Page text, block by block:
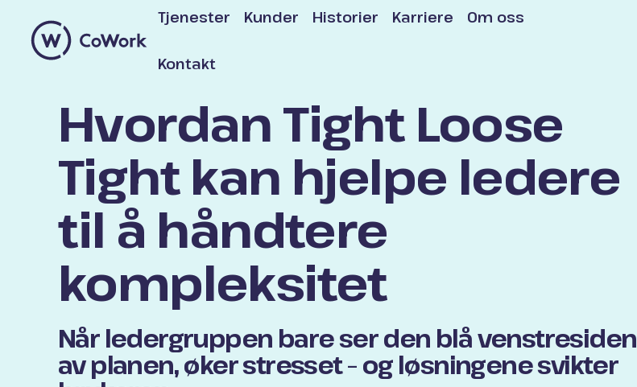
Tjenester Kunder Historier Karriere Om oss
Kontakt
Hvordan Tight Loose
Tight kan hjelpe ledere
til å håndtere
kompleksitet
Når ledergruppen bare ser den blå venstresiden
av planen, øker stresset – og løsningene svikter